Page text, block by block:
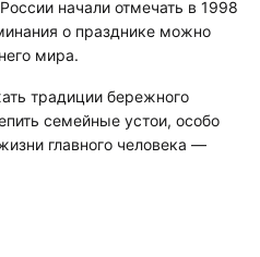
начали отмечать в 1998
о празднике можно
мира.
традиции бережного
семейные устои, особо
главного человека —